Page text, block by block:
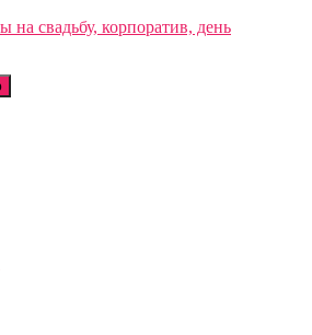
на свадьбу, корпоратив, день